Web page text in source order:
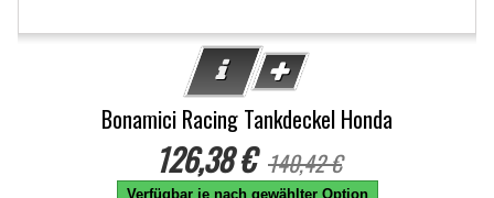
Bonamici Racing Tankdeckel Honda
126,38 € 140,42 €
Verfügbar je nach gewählter Option